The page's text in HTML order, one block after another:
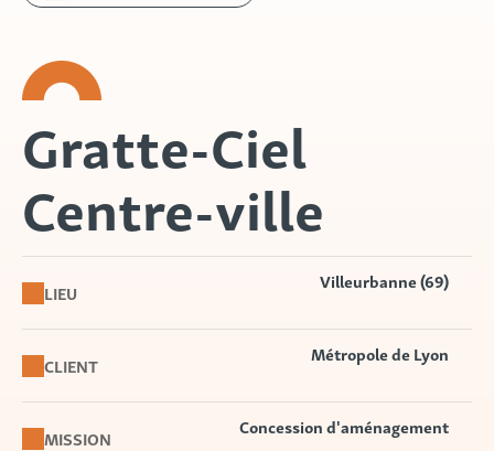
Gratte-Ciel
Centre-ville
LIEU
Villeurbanne (69)
CLIENT
Métropole de Lyon
MISSION
Concession d'aménagement